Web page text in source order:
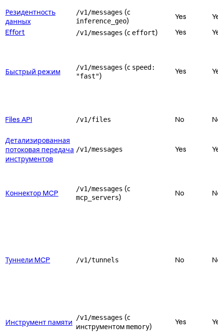
Резидентность
данных
/v1/messages (с
inference_geo) Yes
Effort
/v1/messages (с effort) Yes
Быстрый режим /v1/messages (с speed:
"fast")
Yes
Files API /v1/files No
Детализированная
потоковая передача
инструментов
/v1/messages Yes
Коннектор MCP /v1/messages (с
mcp_servers) No
Туннели MCP /v1/tunnels No
Инструмент памяти
/v1/messages (с
инструментомmemory)
Yes